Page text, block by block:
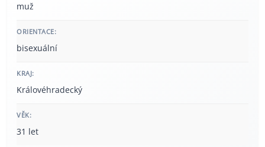
muž
ORIENTACE:
bisexuální
KRAJ:
Královéhradecký
VĚK:
31 let